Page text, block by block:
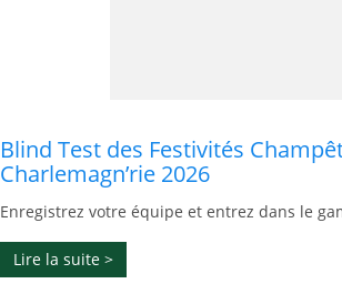
Blind Test des Festivités
Charlemagn’rie 2026
Enregistrez votre équipe et entrez dans le
Lire la suite >